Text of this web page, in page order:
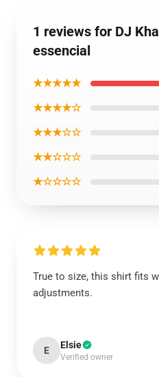
1 reviews for DJ
essencial
★★★★★
★★★★☆
★★★☆☆
★★☆☆☆
★☆☆☆☆
True to size, this shirt fits
adjustments.
E Elsie
Verified owner